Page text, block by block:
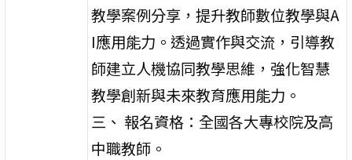
教學案例分享，提升教師數位教學與A
I應用能力。透過實作與交流，引導教
師建立人機協同教學思維，強化智慧
教學創新與未來教育應用能力。
三、 報名資格：全國各大專校院及高
中職教師。